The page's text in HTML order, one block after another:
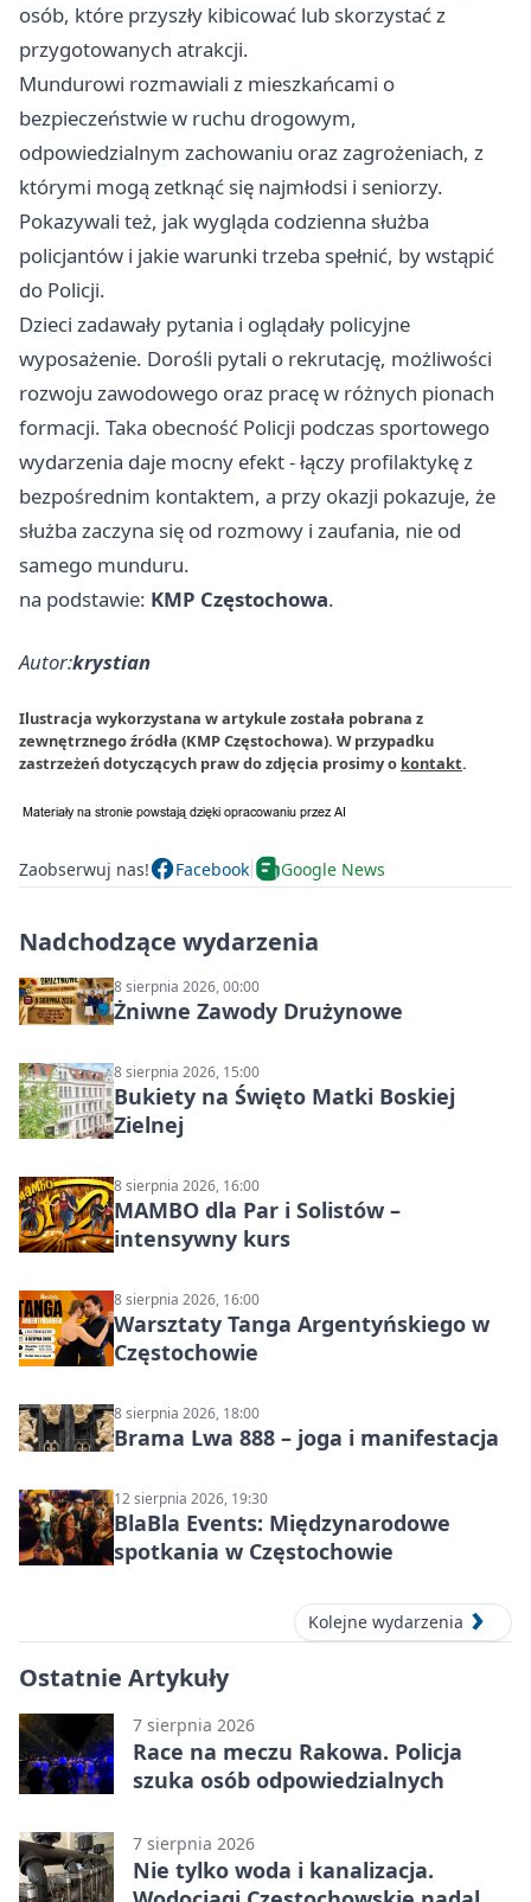
osób, które przyszły kibicować lub skorzystać z
przygotowanych atrakcji.
Mundurowi rozmawiali z mieszkańcami o
bezpieczeństwie w ruchu drogowym,
odpowiedzialnym zachowaniu oraz zagrożeniach, z
którymi mogą zetknąć się najmłodsi i seniorzy.
Pokazywali też, jak wygląda codzienna służba
policjantów i jakie warunki trzeba spełnić, by wstąpić
do Policji.
Dzieci zadawały pytania i oglądały policyjne
wyposażenie. Dorośli pytali o rekrutację, możliwości
rozwoju zawodowego oraz pracę w różnych pionach
formacji. Taka obecność Policji podczas sportowego
wydarzenia daje mocny efekt - łączy profilaktykę z
bezpośrednim kontaktem, a przy okazji pokazuje, że
służba zaczyna się od rozmowy i zaufania, nie od
samego munduru.
na podstawie: KMP Częstochowa.
Autor:krystian
Ilustracja wykorzystana w artykule została pobrana z
zewnętrznego źródła (KMP Częstochowa). W przypadku
zastrzeżeń dotyczących praw do zdjęcia prosimy o kontakt.
Zaobserwuj nas! Facebook Google News
Nadchodzące wydarzenia
8 sierpnia 2026, 00:00
Żniwne Zawody Drużynowe
8 sierpnia 2026, 15:00
Bukiety na Święto Matki Boskiej
Zielnej
8 sierpnia 2026, 16:00
MAMBO dla Par i Solistów –
intensywny kurs
8 sierpnia 2026, 16:00
Warsztaty Tanga Argentyńskiego w
Częstochowie
8 sierpnia 2026, 18:00
Brama Lwa 888 – joga i manifestacja
12 sierpnia 2026, 19:30
BlaBla Events: Międzynarodowe
spotkania w Częstochowie
Kolejne wydarzenia
Ostatnie Artykuły
7 sierpnia 2026
Race na meczu Rakowa. Policja
szuka osób odpowiedzialnych
7 sierpnia 2026
Nie tylko woda i kanalizacja.